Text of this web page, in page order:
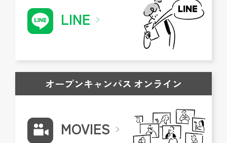
LINE
オープンキャンパス オンライン
MOVIES